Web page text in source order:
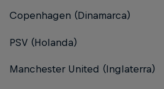
Copenhagen (Dinamarca)
PSV (Holanda)
Manchester United (Inglaterra)